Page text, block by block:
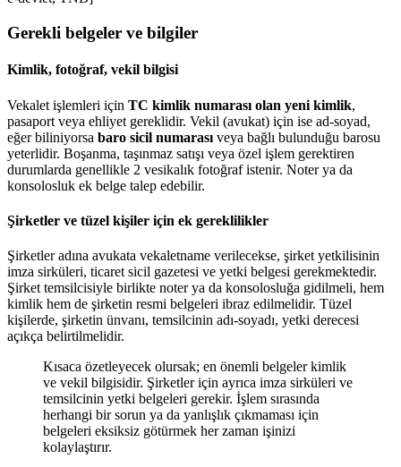
Gerekli belgeler ve bilgiler
Kimlik, fotoğraf, vekil bilgisi
Vekalet işlemleri için TC kimlik numarası olan yeni kimlik,
pasaport veya ehliyet gereklidir. Vekil (avukat) için ise ad-soyad,
eğer biliniyorsa baro sicil numarası veya bağlı bulunduğu barosu
yeterlidir. Boşanma, taşınmaz satışı veya özel işlem gerektiren
durumlarda genellikle 2 vesikalık fotoğraf istenir. Noter ya da
konsolosluk ek belge talep edebilir.
Şirketler ve tüzel kişiler için ek gereklilikler
Şirketler adına avukata vekaletname verilecekse, şirket yetkilisinin
imza sirküleri, ticaret sicil gazetesi ve yetki belgesi gerekmektedir.
Şirket temsilcisiyle birlikte noter ya da konsolosluğa gidilmeli, hem
kimlik hem de şirketin resmi belgeleri ibraz edilmelidir. Tüzel
kişilerde, şirketin ünvanı, temsilcinin adı-soyadı, yetki derecesi
açıkça belirtilmelidir.
Kısaca özetleyecek olursak; en önemli belgeler kimlik
ve vekil bilgisidir. Şirketler için ayrıca imza sirküleri ve
temsilcinin yetki belgeleri gerekir. İşlem sırasında
herhangi bir sorun ya da yanlışlık çıkmaması için
belgeleri eksiksiz götürmek her zaman işinizi
kolaylaştırır.